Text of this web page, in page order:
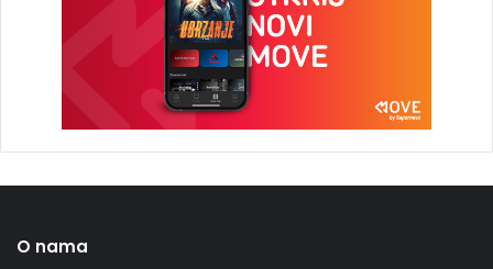
O nama